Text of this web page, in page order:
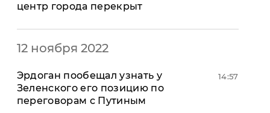
центр города перекрыт
12 ноября 2022
Эрдоган пообещал узнать у
Зеленского его позицию по
переговорам с Путиным
14:57